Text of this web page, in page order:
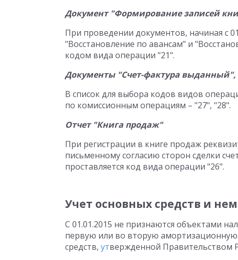
Документ "Формирование записей
При проведении документов, начиная с
"Восстановление по авансам" и
кодом вида операции "21".
Документы "Счет-фактура выданный",
В список для выбора кодов видов
по комиссионным операциям – "27", "28".
Отчет "Книга продаж"
При регистрации в книге продаж
письменному согласию сторон сделки
проставляется код вида операции "26".
Учет основных средств и
С 01.01.2015 не признаются объектами
первую или во вторую амортизационную
средств, утвержденной Правительством